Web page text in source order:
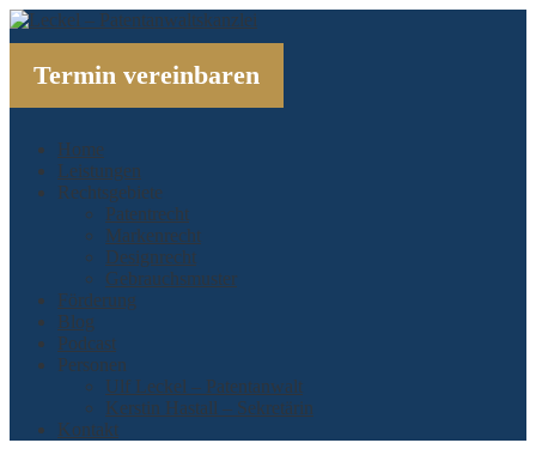
Termin vereinbaren
Home
Leistungen
Rechtsgebiete
Patentrecht
Markenrecht
Designrecht
Gebrauchsmuster
Förderung
Blog
Podcast
Personen
Ulf Leckel – Patentanwalt
Kerstin Hastall – Sekretärin
Kontakt